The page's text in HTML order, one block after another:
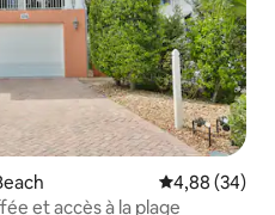
Évaluation
4,88 (34)
et accès à la plage